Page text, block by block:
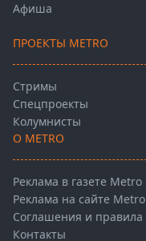
Афиша
ПРОЕКТЫ METRO
Стримы
Спецпроекты
Колумнисты
О METRO
Реклама в газете Metro
Реклама на сайте Metro
Соглашения и правила
Контакты